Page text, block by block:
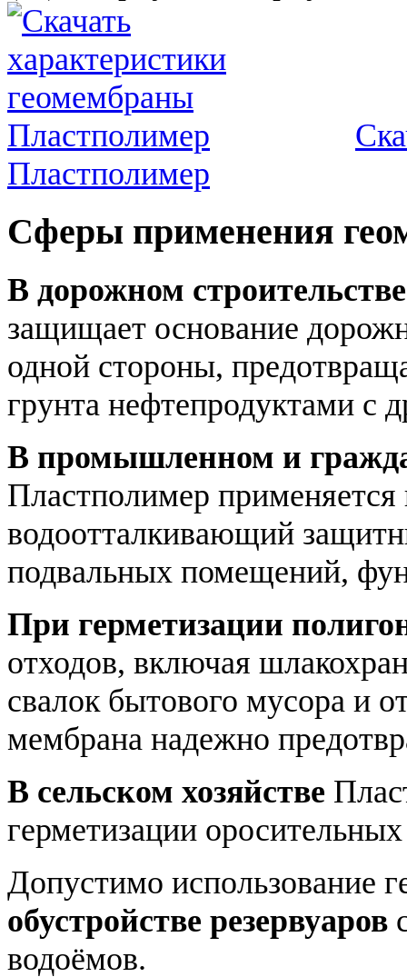
Пластполимер
Сферы применения
В дорожном строительстве
защищает основание
одной стороны,
грунта нефтепродуктами с
В промышленном и
Пластполимер
водоотталкивающий
подвальных помещений,
При герметизации
отходов, включая
свалок бытового мусора и
мембрана надежно
В сельском хозяйстве
герметизации
Допустимо использование
обустройстве резервуаров
водоёмов.